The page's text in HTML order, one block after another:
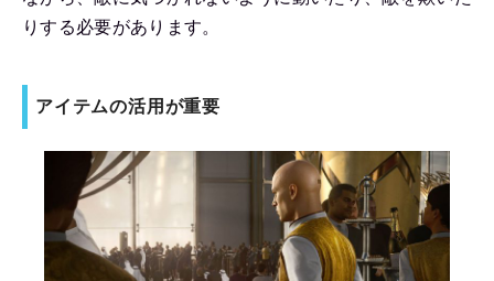
りする必要があります。
アイテムの活用が重要